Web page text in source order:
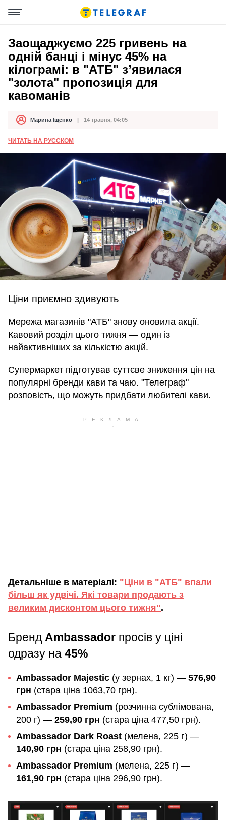
Заощаджуємо 225 гривень на
одній банці і мінус 45% на
кілограмі: в "АТБ" з’явилася
"золота" пропозиція для
кавоманів
АвторМарина Іщенко
Дата публікації 14 травня, 04:05
ЧИТАТЬ НА РУССКОМ
Ціни приємно здивують
Мережа магазинів "АТБ" знову оновила акції.
Кавовий розділ цього тижня — один із
найактивніших за кількістю акцій.
Супермаркет підготував суттєве зниження цін на
популярні бренди кави та чаю. "Телеграф"
розповість, що можуть придбати любителі кави.
Детальніше в матеріалі: "Ціни в "АТБ" впали
більш як удвічі. Які товари продають з
великим дисконтом цього тижня".
Бренд Ambassador просів у ціні
одразу на 45%
Ambassador Majestic (у зернах, 1 кг) — 576,90
грн (стара ціна 1063,70 грн).
Ambassador Premium (розчинна сублімована,
200 г) — 259,90 грн (стара ціна 477,50 грн).
Ambassador Dark Roast (мелена, 225 г) —
140,90 грн (стара ціна 258,90 грн).
Ambassador Premium (мелена, 225 г) —
161,90 грн (стара ціна 296,90 грн).